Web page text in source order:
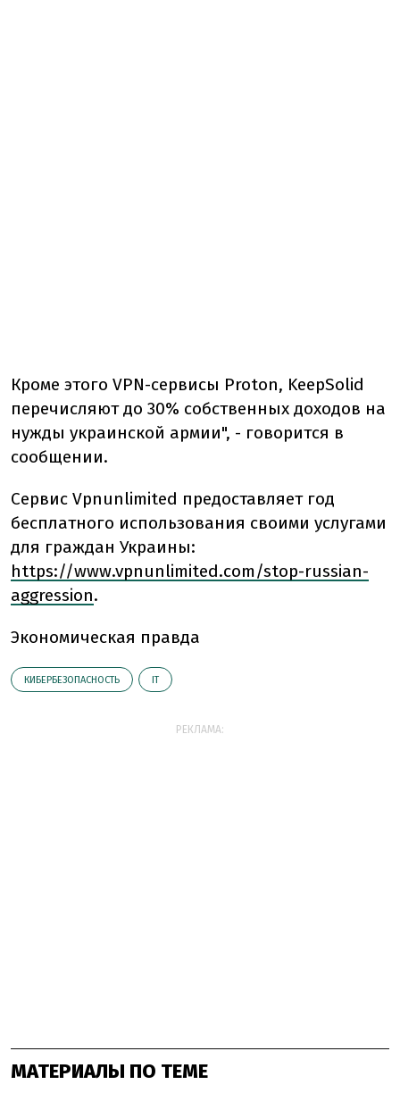
Кроме этого VPN-сервисы Proton, KeepSolid
перечисляют до 30% собственных доходов на
нужды украинской армии", - говорится в
сообщении.
Сервис Vpnunlimited предоставляет год
бесплатного использования своими услугами
для граждан Украины:
https://www.vpnunlimited.com/stop-russian-
aggression.
Экономическая правда
КИБЕРБЕЗОПАСНОСТЬ ІТ
РЕКЛАМА:
МАТЕРИАЛЫ ПО ТЕМЕ